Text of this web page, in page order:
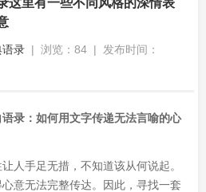
这里有一些不同风格的深情表
语录 | 浏览：84 |
发布时间：
录：如何用文字传递无法言喻的心
人手足无措，不知道该从何说起。
意无法完整传达。因此，寻找一套